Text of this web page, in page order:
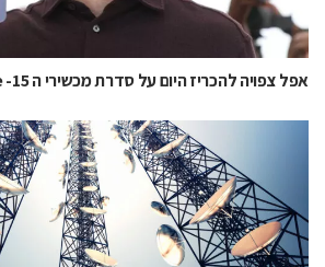
אפל צפויה להכריז היום על סדרת מכשירי ה 15- iPhone החדשה